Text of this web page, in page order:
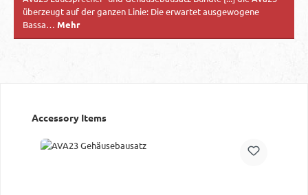
überzeugt auf der ganzen Linie: Die erwartet ausgewogene
Bassa… Mehr
Produktgalerie überspringen
Accessory Items